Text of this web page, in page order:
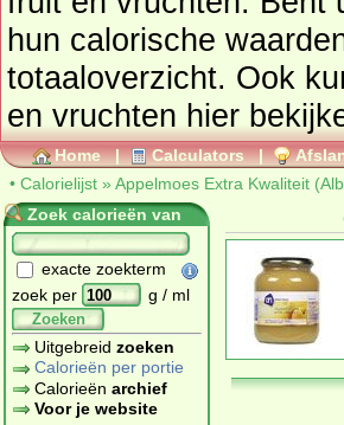
hun calorische waarden ga dan naar de
totaaloverzicht. Ook
en vruchten hier
Home | Calculators |
• Calorielijst » Appelmoes Extra Kwaliteit
Zoek calorieën van
exacte zoekterm
zoek per
g / ml
Zoeken
Uitgebreid zoeken
Calorieën per portie
Calorieën archief
Voor je website